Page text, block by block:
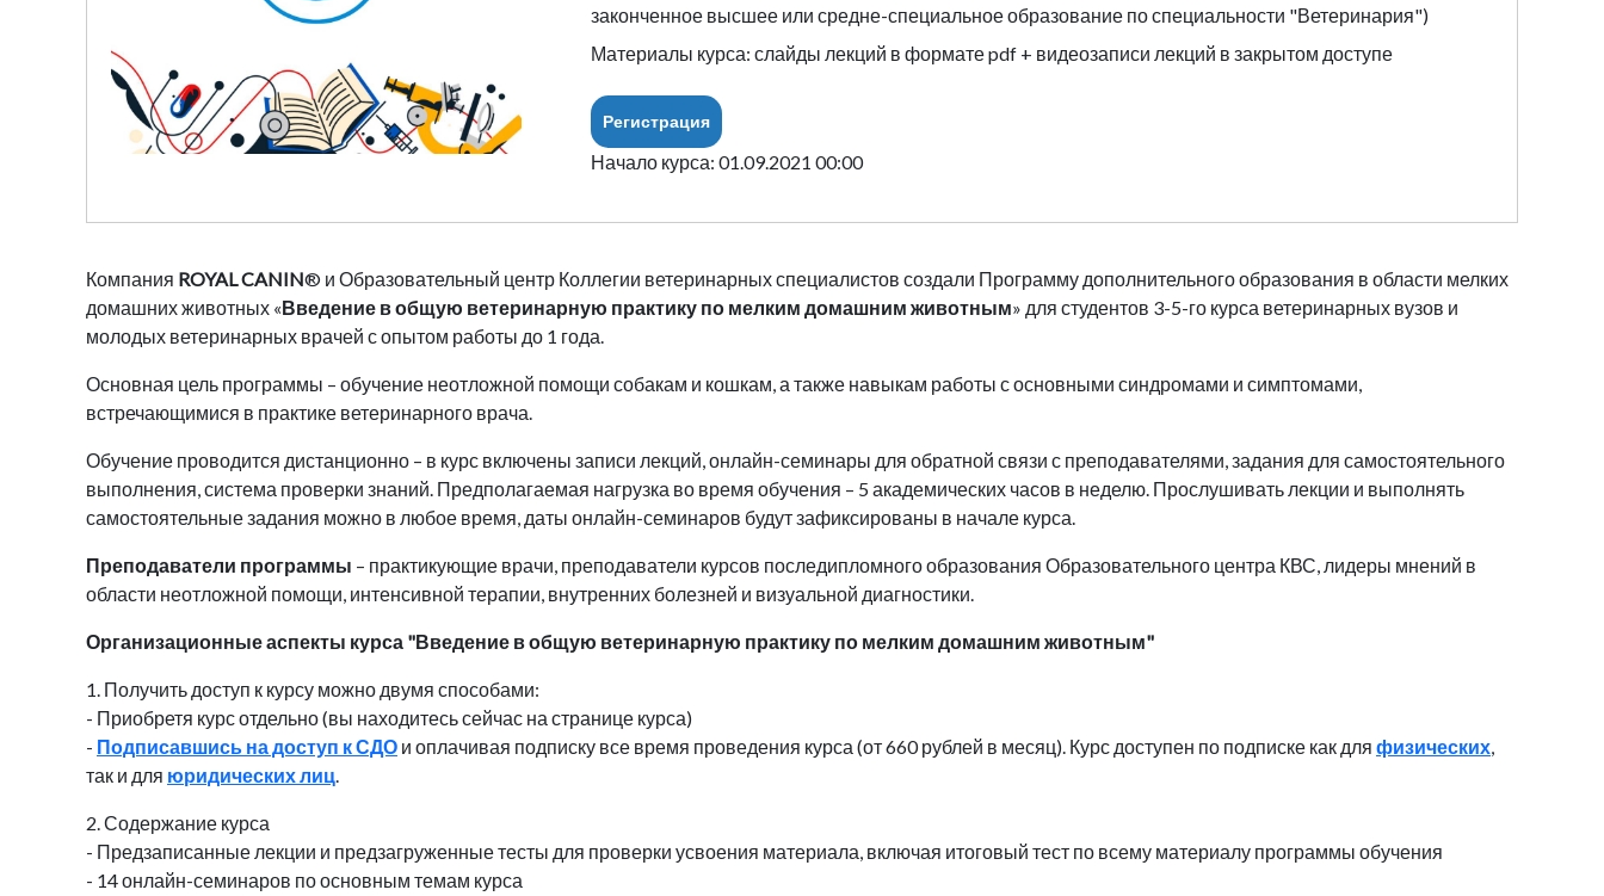
законченное высшее или средне-специальное образование по специальности "Ветеринария")
Материалы курса: слайды лекций в формате pdf + видеозаписи лекций в закрытом доступе
Регистрация
Начало курса: 01.09.2021 00:00
Компания ROYAL CANIN® и Образовательный центр Коллегии ветеринарных специалистов создали Программу дополнительного образования в области мелких
домашних животных «Введение в общую ветеринарную практику по мелким домашним животным» для студентов 3-5-го курса ветеринарных вузов и
молодых ветеринарных врачей с опытом работы до 1 года.
Основная цель программы – обучение неотложной помощи собакам и кошкам, а также навыкам работы с основными синдромами и симптомами,
встречающимися в практике ветеринарного врача.
Обучение проводится дистанционно – в курс включены записи лекций, онлайн-семинары для обратной связи с преподавателями, задания для самостоятельного
выполнения, система проверки знаний. Предполагаемая нагрузка во время обучения – 5 академических часов в неделю. Прослушивать лекции и выполнять
самостоятельные задания можно в любое время, даты онлайн-семинаров будут зафиксированы в начале курса.
Преподаватели программы – практикующие врачи, преподаватели курсов последипломного образования Образовательного центра КВС, лидеры мнений в
области неотложной помощи, интенсивной терапии, внутренних болезней и визуальной диагностики.
Организационные аспекты курса "Введение в общую ветеринарную практику по мелким домашним животным"
1. Получить доступ к курсу можно двумя способами:
- Приобретя курс отдельно (вы находитесь сейчас на странице курса)
- Подписавшись на доступ к СДО и оплачивая подписку все время проведения курса (от 660 рублей в месяц). Курс доступен по подписке как для физических,
так и для юридических лиц.
2. Содержание курса
- Предзаписанные лекции и предзагруженные тесты для проверки усвоения материала, включая итоговый тест по всему материалу программы обучения
- 14 онлайн-семинаров по основным темам курса